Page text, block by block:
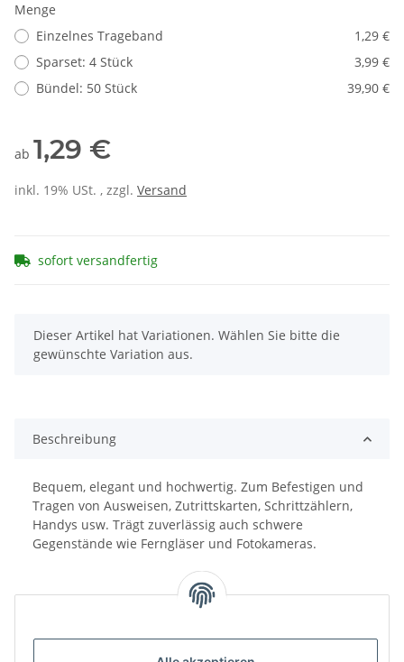
Menge
Einzelnes Trageband
1,29 €
Sparset: 4 Stück
3,99 €
Bündel: 50 Stück
39,90 €
ab 1,29 €
inkl. 19% USt. , zzgl. Versand
sofort versandfertig
x
Dieser Artikel hat Variationen. Wählen Sie bitte die
gewünschte Variation aus.
Beschreibung
Bequem, elegant und hochwertig. Zum Befestigen und
Tragen von Ausweisen, Zutrittskarten, Schrittzählern,
Handys usw. Trägt zuverlässig auch schwere
Gegenstände wie Ferngläser und Fotokameras.